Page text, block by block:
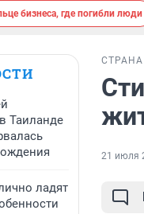
бизнеса, где погибли люди
Таиланде
ладят
21 июля